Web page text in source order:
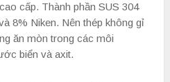
cấp. Thành phần SUS 304
8% Niken. Nên thép không gỉ
ăn mòn trong các môi
biển và axit.